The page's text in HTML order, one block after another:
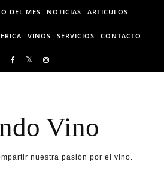
DEL MES NOTICIAS ARTICULOS
VINOS SERVICIOS CONTACTO
Vino
nuestra pasión por el vino.